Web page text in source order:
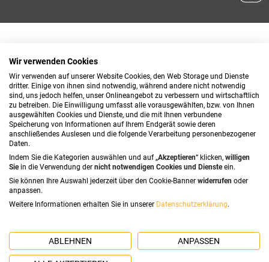
Wir verwenden Cookies
Wir verwenden auf unserer Website Cookies, den Web Storage und Dienste
dritter. Einige von ihnen sind notwendig, während andere nicht notwendig
sind, uns jedoch helfen, unser Onlineangebot zu verbessern und wirtschaftlich
zu betreiben. Die Einwilligung umfasst alle vorausgewählten, bzw. von Ihnen
ausgewählten Cookies und Dienste, und die mit Ihnen verbundene
Speicherung von Informationen auf Ihrem Endgerät sowie deren
anschließendes Auslesen und die folgende Verarbeitung personenbezogener
Daten.
Indem Sie die Kategorien auswählen und auf „Akzeptieren“ klicken, willigen
Sie in die Verwendung der nicht notwendigen Cookies und Diensteein.
Sie können Ihre Auswahl jederzeit über den Cookie-Banner widerrufen oder
anpassen.
Weitere Informationen erhalten Sie in unserer Datenschutzerklärung.
ABLEHNEN ANPASSEN